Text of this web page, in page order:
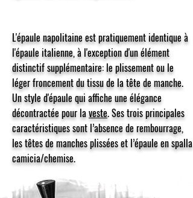
L'épaule napolitaineest pratiquement identique à
l'épaule italienne, à l'exception d'un élément
distinctif supplémentaire: le plissement ou le
léger froncement du tissu de la tête de manche.
Un style d'épaule qui affiche une élégance
décontractée pour laveste. Ses trois principales
caractéristiques sont l’absence de rembourrage,
les têtes de manches plissées et l’épaule en spalla
camicia/chemise.